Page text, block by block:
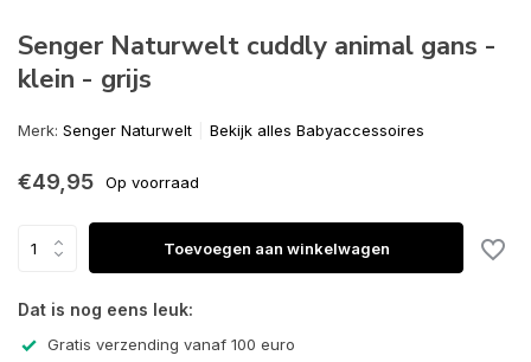
Senger Naturwelt cuddly animal gans -
klein - grijs
Merk: Senger Naturwelt Bekijk alles Babyaccessoires
€49,95 Op voorraad
Toevoegen aan winkelwagen
Dat is nog eens leuk:
Gratis verzending vanaf 100 euro